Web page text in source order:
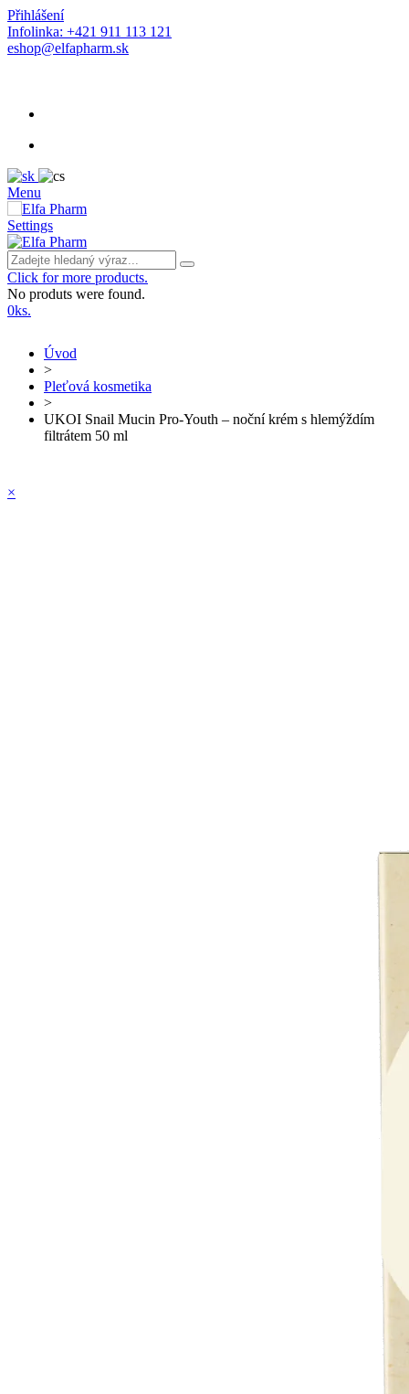
Přihlášení
Infolinka: +421 911 113 121
eshop@elfapharm.sk
Menu
Settings
Click for more products.
No produts were found.
0ks.
Úvod
>
Pleťová kosmetika
>
UKOI Snail Mucin Pro-Youth – noční krém s hlemýždím
filtrátem 50 ml
×